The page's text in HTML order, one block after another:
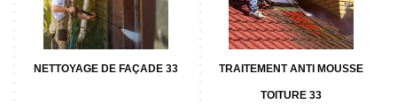
NETTOYAGE DE FAÇADE 33 TRAITEMENT ANTI MOUSSE
TOITURE 33